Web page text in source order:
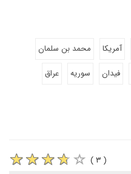
آمریکا
محمد بن سلمان
فیدان سوریه
عراق
( ۳ )